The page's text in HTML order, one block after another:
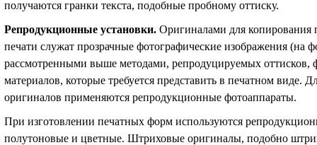
получаются гранки текста, подобные пробному оттиску.
Репродукционные установки. Оригиналами для копирования
печати служат прозрачные фотографические изображения (на
рассмотренными выше методами, репродуцируемых оттисков,
материалов, которые требуется представить в печатном виде.
оригиналов применяются репродукционные фотоаппараты.
При изготовлении печатных форм используются
полутоновые и цветные. Штриховые оригиналы, подобно